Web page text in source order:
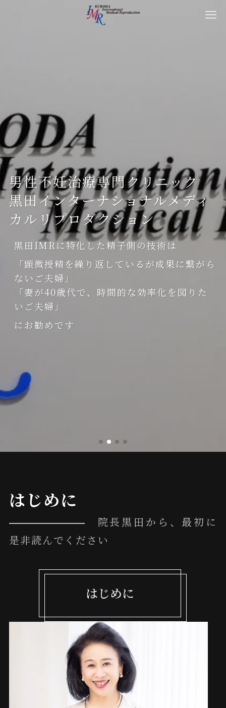
男性不妊治療専門クリニック
黒田インターナショナルメディ
カルリプロダクション
黒田IMRに特化した精子側の技術は
「顕微授精を繰り返しているが成果に繋がら
ないご夫婦」
「妻が40歳代で、時間的な効率化を図りた
いご夫婦」
にお勧めです
男性不妊治療専門クリニック
黒田インターナショナルメディ
カルリプロダクション
男性不妊治療に特化した黒田IMRでは
院長が臨床精子学の第一人者として
究極の個別化した最適な治療を提供して
安全性と有効性の向上に繋げています
男性不妊治療専門クリニック
黒田インターナショナルメディ
カルリプロダクション
黒田IMRに特化した精子側の技術は
「顕微授精を繰り返しているが成果に繋がら
ないご夫婦」
「妻が40歳代で、時間的な効率化を図りた
いご夫婦」
にお勧めです
男性不妊治療専門クリニック
黒田インターナショナルメディ
カルリプロダクション
男性不妊治療に特化した黒田IMRでは
院長が臨床精子学の第一人者として
究極の個別化した最適な治療を提供して
安全性と有効性の向上に繋げています
黒田IMRに特化した精子側の技術は
「顕微授精を繰り返しているが成果に繋がら
ないご夫婦」
「妻が40歳代で、時間的な効率化を図りた
いご夫婦」
にお勧めです
男性不妊治療に特化した黒田IMRでは
院長が臨床精子学の第一人者として
究極の個別化した最適な治療を提供して
安全性と有効性の向上に繋げています
はじめに
院長黒田から、最初に
是非読んでください